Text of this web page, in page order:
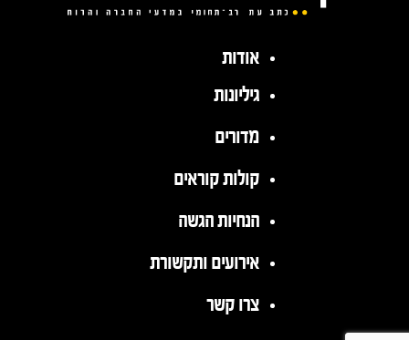
אודות
גיליונות
מדורים
קולות קוראים
הנחיות הגשה
אירועים ותקשורת
צרו קשר